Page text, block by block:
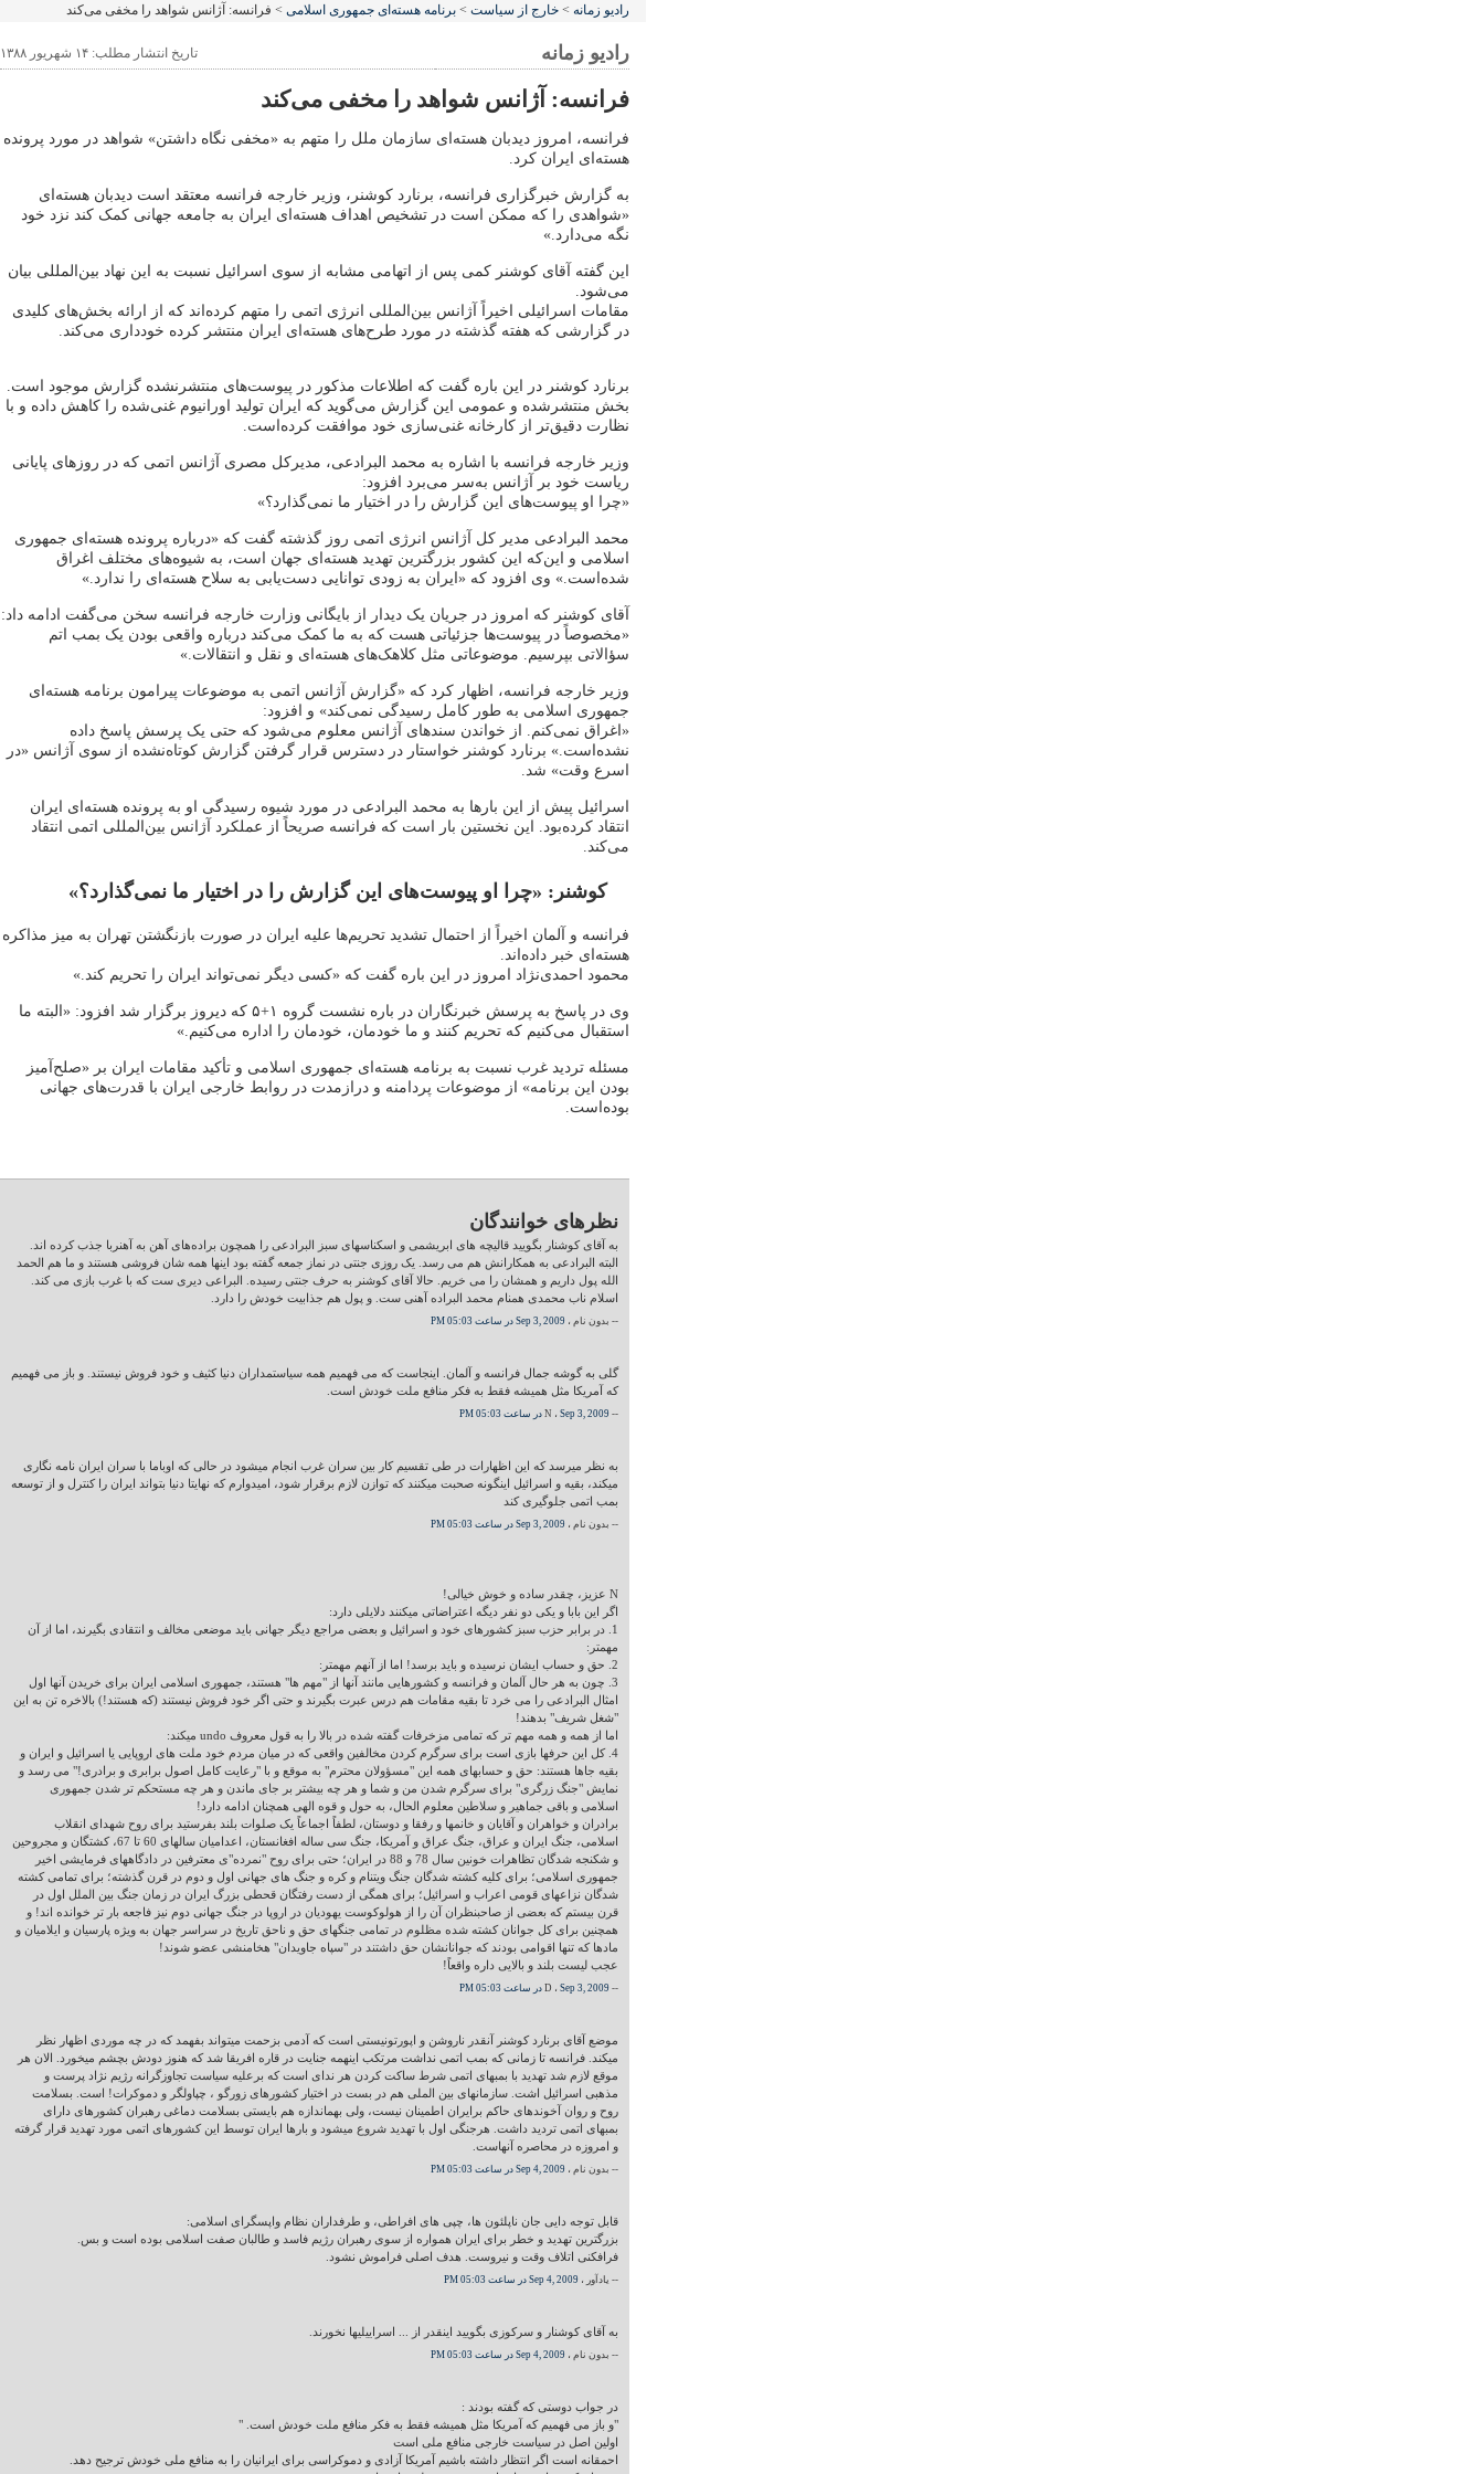
رادیو زمانه > خارج از سیاست > برنامه هسته‌ای جمهوری اسلامی > فرانسه: آژانس شواهد را مخفی می‌کند
رادیو زمانه تاریخ انتشار مطلب: ۱۴ شهریور ۱۳۸۸
فرانسه: آژانس شواهد را مخفی می‌کند
فرانسه، امروز دیدبان هسته‌ای سازمان ملل را متهم به «مخفی نگاه داشتن» شواهد در مورد پرونده
هسته‌ای ایران کرد.
به گزارش خبرگزاری فرانسه، برنارد کوشنر، وزیر خارجه فرانسه معتقد است دیدبان هسته‌ای
«شواهدی را که ممکن است در تشخیص اهداف هسته‌ای ایران به جامعه جهانی کمک کند نزد خود
نگه می‌دارد.»
این گفته آقای کوشنر کمی پس از اتهامی مشابه از سوی اسرائیل نسبت به این نهاد بین‌المللی بیان
می‌شود.
مقامات اسرائیلی اخیراً آژانس بین‌المللی انرژی اتمی را متهم کرده‌اند که از ارائه بخش‌های کلیدی
در گزارشی که هفته گذشته در مورد طرح‌های هسته‌ای ایران منتشر کرده خودداری می‌کند.
برنارد کوشنر در این باره گفت که اطلاعات مذکور در پیوست‌های منتشرنشده گزارش موجود است.
بخش منتشرشده و عمومی این گزارش می‌گوید که ایران تولید اورانیوم غنی‌شده را کاهش داده و با
نظارت دقیق‌تر از کارخانه غنی‌سازی خود موافقت کرده‌است.
وزیر خارجه فرانسه با اشاره به محمد البرادعی، مدیرکل مصری آژانس اتمی که در روزهای پایانی
ریاست خود بر آژانس به‌سر می‌برد افزود:
«چرا او پیوست‌های این گزارش را در اختیار ما نمی‌گذارد؟»
محمد البرادعی مدیر کل آژانس انرژی اتمی روز گذشته گفت که «درباره پرونده هسته‌ای جمهوری
اسلامی و این‌که این کشور بزرگترین تهدید هسته‌ای جهان است، به شیوه‌های مختلف اغراق
شده‌است.» وی افزود که «ایران به زودی توانایی دست‌یابی به سلاح هسته‌ای را ندارد.»
آقای کوشنر که امروز در جریان یک دیدار از بایگانی وزارت خارجه فرانسه سخن می‌گفت ادامه داد:
«مخصوصاً در پیوست‌ها جزئیاتی هست که به ما کمک می‌کند درباره واقعی بودن یک بمب اتم
سؤالاتی بپرسیم. موضوعاتی مثل کلاهک‌های هسته‌ای و نقل و انتقالات.»
وزیر خارجه فرانسه، اظهار کرد که «گزارش آژانس اتمی به موضوعات پیرامون برنامه هسته‌ای
جمهوری اسلامی به طور کامل رسیدگی نمی‌کند» و افزود:
«اغراق نمی‌کنم. از خواندن سندهای آژانس معلوم می‌شود که حتی یک پرسش پاسخ داده
نشده‌است.» برنارد کوشنر خواستار در دسترس قرار گرفتن گزارش کوتاه‌نشده از سوی آژانس «در
اسرع وقت» شد.
اسرائیل پیش از این بارها به محمد البرادعی در مورد شیوه رسیدگی او به پرونده هسته‌ای ایران
انتقاد کرده‌بود. این نخستین بار است که فرانسه صریحاً از عملکرد آژانس بین‌المللی اتمی انتقاد
می‌کند.
کوشنر: «چرا او پیوست‌های این گزارش را در اختیار ما نمی‌گذارد؟»
فرانسه و آلمان اخیراً از احتمال تشدید تحریم‌ها علیه ایران در صورت بازنگشتن تهران به میز مذاکره
هسته‌ای خبر داده‌اند.
محمود احمدی‌نژاد امروز در این باره گفت که «کسی دیگر نمی‌تواند ایران را تحریم کند.»
وی در پاسخ به پرسش خبرنگاران در باره نشست گروه ۱+۵ که دیروز برگزار شد افزود: «البته ما
استقبال می‌کنیم که تحریم کنند و ما خودمان، خودمان را اداره می‌کنیم.»
مسئله تردید غرب نسبت به برنامه هسته‌ای جمهوری اسلامی و تأکید مقامات ایران بر «صلح‌آمیز
بودن این برنامه» از موضوعات پردامنه و درازمدت در روابط خارجی ایران با قدرت‌های جهانی
بوده‌است.
نظرهای خوانندگان
به آقای کوشنار بگویید قالیچه های ابریشمی و اسکناسهای سبز البرادعی را همچون براده‌های آهن به آهنربا جذب کرده اند.
البته البرادعی به همکارانش هم می رسد. یک روزی جنتی در نماز جمعه گفته بود اینها همه شان فروشی هستند و ما هم الحمد
الله پول داریم و همشان را می خریم. حالا آقای کوشنر به حرف جنتی رسیده. البراعی دیری ست که با غرب بازی می کند.
اسلام ناب محمدی همنام محمد البراده آهنی ست. و پول هم جذابیت خودش را دارد.
-- بدون نام ، Sep 3, 2009 در ساعت 05:03 PM
گلی به گوشه جمال فرانسه و آلمان. اینجاست که می فهمیم همه سیاستمداران دنیا کثیف و خود فروش نیستند. و باز می فهمیم
که آمریکا مثل همیشه فقط به فکر منافع ملت خودش است.
-- N ، Sep 3, 2009 در ساعت 05:03 PM
به نظر میرسد که این اظهارات در طی تقسیم کار بین سران غرب انجام میشود در حالی که اوباما با سران ایران نامه نگاری
میکند، بقیه و اسرائیل اینگونه صحبت میکنند که توازن لازم برقرار شود، امیدوارم که نهایتا دنیا بتواند ایران را کنترل و از توسعه
بمب اتمی جلوگیری کند
-- بدون نام ، Sep 3, 2009 در ساعت 05:03 PM
N عزیز، چقدر ساده و خوش خیالی!
اگر این بابا و یکی دو نفر دیگه اعتراضاتی میکنند دلایلی دارد:
1. در برابر حزب سبز کشورهای خود و اسرائیل و بعضی مراجع دیگر جهانی باید موضعی مخالف و انتقادی بگیرند، اما از آن
مهمتر:
2. حق و حساب ایشان نرسیده و باید برسد! اما از آنهم مهمتر:
3. چون به هر حال آلمان و فرانسه و کشورهایی مانند آنها از "مهم ها" هستند، جمهوری اسلامی ایران برای خریدن آنها اول
امثال البرادعی را می خرد تا بقیه مقامات هم درس عبرت بگیرند و حتی اگر خود فروش نیستند (که هستند!) بالاخره تن به این
"شغل شریف" بدهند!
اما از همه و همه مهم تر که تمامی مزخرفات گفته شده در بالا را به قول معروف undo میکند:
4. کل این حرفها بازی است برای سرگرم کردن مخالفین واقعی که در میان مردم خود ملت های اروپایی یا اسرائیل و ایران و
بقیه جاها هستند: حق و حسابهای همه این "مسؤولان محترم" به موقع و با "رعایت کامل اصول برابری و برادری!" می رسد و
نمایش "جنگ زرگری" برای سرگرم شدن من و شما و هر چه بیشتر بر جای ماندن و هر چه مستحکم تر شدن جمهوری
اسلامی و باقی جماهیر و سلاطین معلوم الحال، به حول و قوه الهی همچنان ادامه دارد!
برادران و خواهران و آقایان و خانمها و رفقا و دوستان، لطفاً اجماعاً یک صلوات بلند بفرستید برای روح شهدای انقلاب
اسلامی، جنگ ایران و عراق، جنگ عراق و آمریکا، جنگ سی ساله افغانستان، اعدامیان سالهای 60 تا 67، کشتگان و مجروحین
و شکنجه شدگان تظاهرات خونین سال 78 و 88 در ایران؛ حتی برای روح "نمرده"ی معترفین در دادگاههای فرمایشی اخیر
جمهوری اسلامی؛ برای کلیه کشته شدگان جنگ ویتنام و کره و جنگ های جهانی اول و دوم در قرن گذشته؛ برای تمامی کشته
شدگان نزاعهای قومی اعراب و اسرائیل؛ برای همگی از دست رفتگان قحطی بزرگ ایران در زمان جنگ بین الملل اول در
قرن بیستم که بعضی از صاحبنظران آن را از هولوکوست یهودیان در اروپا در جنگ جهانی دوم نیز فاجعه بار تر خوانده اند! و
همچنین برای کل جوانان کشته شده مظلوم در تمامی جنگهای حق و ناحق تاریخ در سراسر جهان به ویژه پارسیان و ایلامیان و
مادها که تنها اقوامی بودند که جوانانشان حق داشتند در "سپاه جاویدان" هخامنشی عضو شوند!
عجب لیست بلند و بالایی داره واقعاً!
-- D ، Sep 3, 2009 در ساعت 05:03 PM
موضع آقای برنارد کوشنر آنقدر ناروشن و اپورتونیستی است که آدمی بزحمت میتواند بفهمد که در چه موردی اظهار نظر
میکند. فرانسه تا زمانی که بمب اتمی نداشت مرتکب اینهمه جنایت در قاره افریقا شد که هنوز دودش بچشم میخورد. الان هر
موقع لازم شد تهدید با بمبهای اتمی شرط ساکت کردن هر ندای است که برعلیه سیاست تجاوزگرانه رژیم نژاد پرست و
مذهبی اسرائیل اشت. سازمانهای بین الملی هم در بست در اختیار کشورهای زورگو ، چپاولگر و دموکرات! است. بسلامت
روح و روان آخوندهای حاکم برایران اطمینان نیست، ولی بهماندازه هم بایستی بسلامت دماغی رهبران کشورهای دارای
بمبهای اتمی تردید داشت. هرجنگی اول با تهدید شروع میشود و بارها ایران توسط این کشورهای اتمی مورد تهدید قرار گرفته
و امروزه در محاصره آنهاست.
-- بدون نام ، Sep 4, 2009 در ساعت 05:03 PM
قابل توجه دایی جان ناپلئون ها، چپی های افراطی، و طرفداران نظام واپسگرای اسلامی:
بزرگترین تهدید و خطر برای ایران همواره از سوی رهبران رژیم فاسد و طالبان صفت اسلامی بوده است و بس.
فرافکنی اتلاف وقت و نیروست. هدف اصلی فراموش نشود.
-- یادآور ، Sep 4, 2009 در ساعت 05:03 PM
به آقای کوشنار و سرکوزی بگویید اینقدر از ... اسراییلیها نخورند.
-- بدون نام ، Sep 4, 2009 در ساعت 05:03 PM
در جواب دوستی که گفته بودند :
"و باز می فهمیم که آمریکا مثل همیشه فقط به فکر منافع ملت خودش است. "
اولین اصل در سیاست خارجی منافع ملی است
احمقانه است اگر انتظار داشته باشیم آمریکا آزادی و دموکراسی برای ایرانیان را به منافع ملی خودش ترجیح دهد.